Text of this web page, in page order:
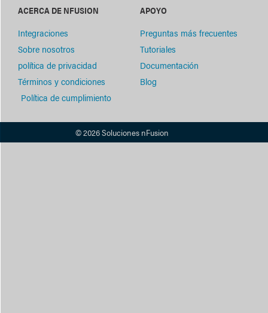
ACERCA DE NFUSION
Integraciones
Sobre nosotros
política de privacidad
Términos y condiciones
Política de cumplimiento
APOYO
Preguntas más frecuentes
Tutoriales
Documentación
Blog
© 2026 Soluciones nFusion